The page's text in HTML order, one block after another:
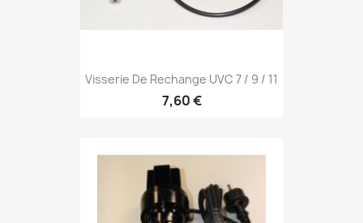
Visserie De Rechange UVC 7 / 9 / 11
7,60 €